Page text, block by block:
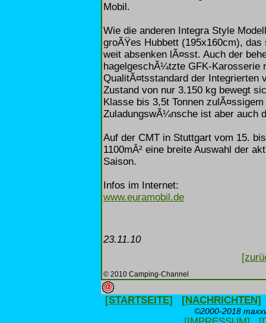
Mobil.
Wie die anderen Integra Style
groÃŸes Hubbett (195x160cm),
weit absenken lÃ¤sst. Auch der
hagelgeschÃ¼tzte GFK-Karosserie
QualitÃ¤tsstandard der Integrierten
Zustand von nur 3.150 kg bewegt
Klasse bis 3,5t Tonnen
ZuladungswÃ¼nsche ist aber auch
Auf der CMT in Stuttgart vom 15.
1100mÂ² eine breite Auswahl der
Saison.
Infos im Internet:
www.euramobil.de
23.11.10
© 2010 Camping-Channel
[STARTSEITE] [NACHRICHTEN]
©2000-2018